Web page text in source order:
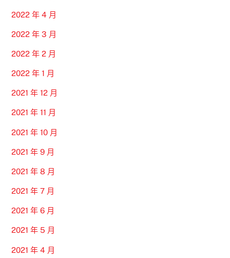
2022 年 4 月
2022 年 3 月
2022 年 2 月
2022 年 1 月
2021 年 12 月
2021 年 11 月
2021 年 10 月
2021 年 9 月
2021 年 8 月
2021 年 7 月
2021 年 6 月
2021 年 5 月
2021 年 4 月